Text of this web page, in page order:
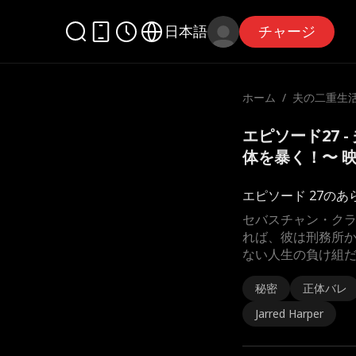
日本語 チャージ
ホーム / 夫の二重生
エピソード27 -
体を暴く！〜
エピソード 27のあ
セバスチャン・ク
れば、彼は刑務所
ない人生の負け組
秘密
正体バレ
Jarred Harper